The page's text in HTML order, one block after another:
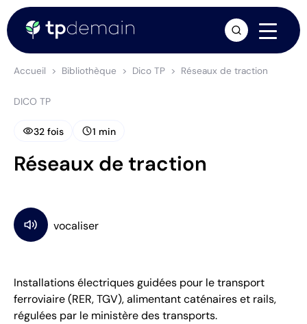
Accueil Bibliothèque Dico TP Réseaux de traction
DICO TP
visibility32 fois schedule1 min
Réseaux de traction
Installations électriques guidées pour le transport
ferroviaire (RER, TGV), alimentant caténaires et rails,
régulées par le ministère des transports.
arrow_forward